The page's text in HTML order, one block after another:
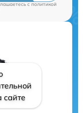
cполитикой
сайте